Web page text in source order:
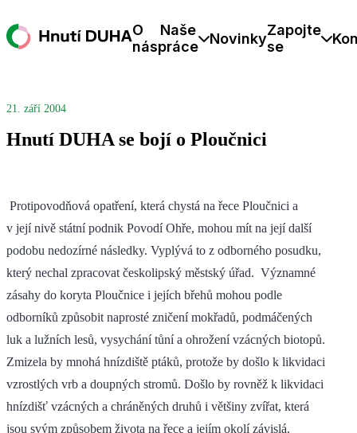
O
nás
Naše
práce
NovinkyZapojte
se
21. září 2004
Hnutí DUHA se bojí o Ploučnici
Protipovodňová opatření, která chystá na řece Ploučnici a
v její nivě státní podnik Povodí Ohře, mohou mít na její další
podobu nedozírné následky. Vyplývá to z odborného posudku,
který nechal zpracovat českolipský městský úřad. Významné
zásahy do koryta Ploučnice i jejích břehů mohou podle
odborníků způsobit naprosté zničení mokřadů, podmáčených
luk a lužních lesů, vysychání tůní a ohrožení vzácných biotopů.
Zmizela by mnohá hnízdiště ptáků, protože by došlo k likvidaci
vzrostlých vrb a doupných stromů. Došlo by rovněž k likvidaci
hnízdišť vzácných a chráněných druhů i většiny zvířat, která
jsou svým způsobem života na řece a jejím okolí závislá.